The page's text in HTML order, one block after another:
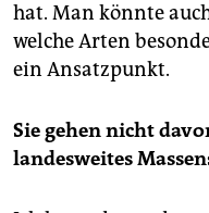
hat. Man könnte
welche Arten
ein Ansatzpunkt.
Sie gehen nicht
landesweites